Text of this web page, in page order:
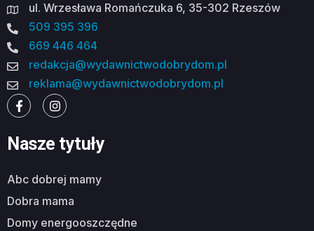
ul. Wrzesława Romańczuka 6, 35-302 Rzeszów
509 395 396
669 446 464
redakcja@wydawnictwodobrydom.pl
reklama@wydawnictwodobrydom.pl
Nasze tytuły
abc dobrej mamy
dobra mama
domy energooszczędne